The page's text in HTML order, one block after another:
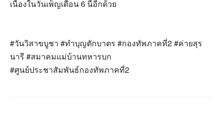
เนื่องในวันเพ็ญเดือน 6 นี้อีกด้วย
#วันวิสาขบูชา #ทำบุญตักบาตร #กองทัพภาคที่2 #ค่ายสุร
นารี #สมาคมแม่บ้านทหารบก
#ศูนย์ประชาสัมพันธ์กองทัพภาคที่2